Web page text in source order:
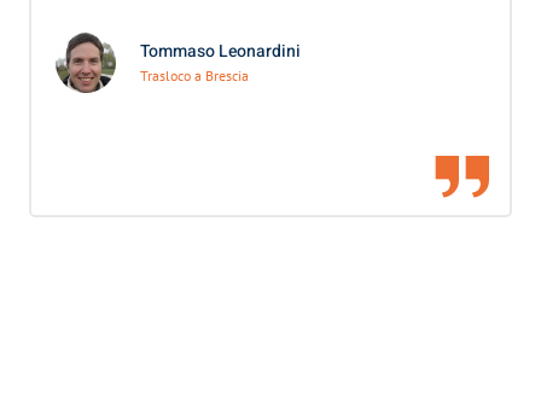
Tommaso Leonardini
Trasloco a Brescia